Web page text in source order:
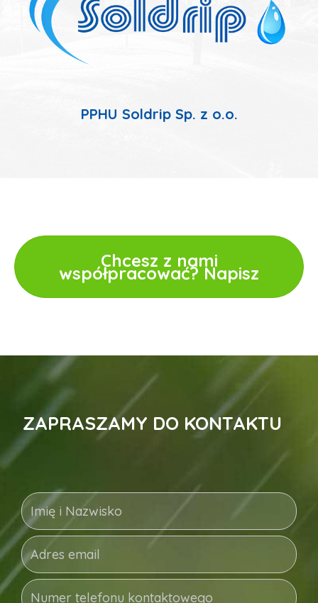
PPHU Soldrip Sp. z o.o.
Chcesz z nami
współpracować? Napisz
ZAPRASZAMY DO KONTAKTU